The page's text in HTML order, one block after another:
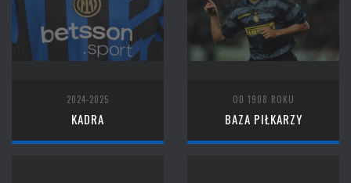
2024-2025
KADRA
OD 1908 ROKU
BAZA PIŁKARZY